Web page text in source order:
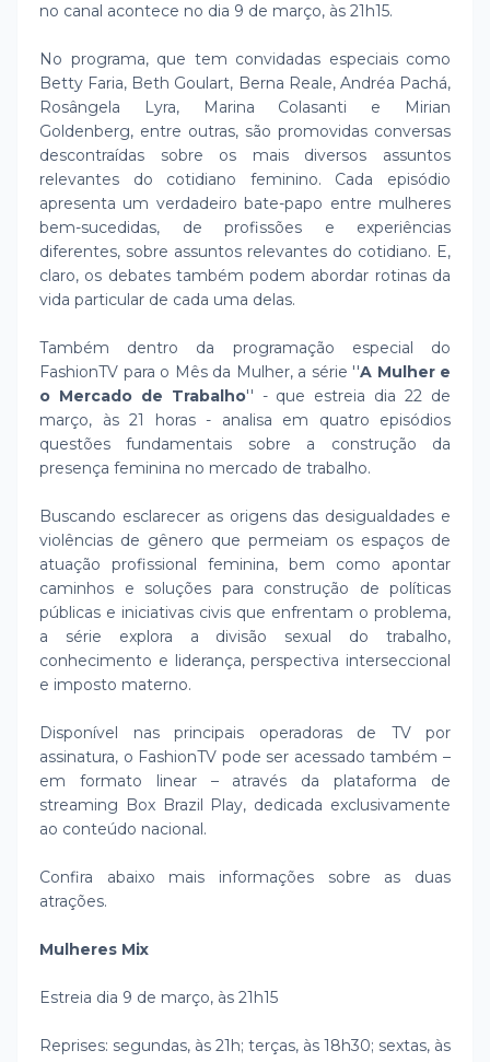
no canal acontece no dia 9 de março, às 21h15.
No programa, que tem convidadas especiais como
Betty Faria, Beth Goulart, Berna Reale, Andréa Pachá,
Rosângela Lyra, Marina Colasanti e Mirian
Goldenberg, entre outras, são promovidas conversas
descontraídas sobre os mais diversos assuntos
relevantes do cotidiano feminino. Cada episódio
apresenta um verdadeiro bate-papo entre mulheres
bem-sucedidas, de profissões e experiências
diferentes, sobre assuntos relevantes do cotidiano. E,
claro, os debates também podem abordar rotinas da
vida particular de cada uma delas.
Também dentro da programação especial do
FashionTV para o Mês da Mulher, a série ''A Mulher e
o Mercado de Trabalho'' - que estreia dia 22 de
março, às 21 horas - analisa em quatro episódios
questões fundamentais sobre a construção da
presença feminina no mercado de trabalho.
Buscando esclarecer as origens das desigualdades e
violências de gênero que permeiam os espaços de
atuação profissional feminina, bem como apontar
caminhos e soluções para construção de políticas
públicas e iniciativas civis que enfrentam o problema,
a série explora a divisão sexual do trabalho,
conhecimento e liderança, perspectiva interseccional
e imposto materno.
Disponível nas principais operadoras de TV por
assinatura, o FashionTV pode ser acessado também –
em formato linear – através da plataforma de
streaming Box Brazil Play, dedicada exclusivamente
ao conteúdo nacional.
Confira abaixo mais informações sobre as duas
atrações.
Mulheres Mix
Estreia dia 9 de março, às 21h15
Reprises: segundas, às 21h; terças, às 18h30; sextas, às